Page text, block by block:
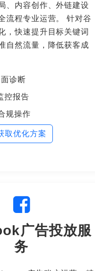
、内容创作、外链建设
流程专业运营。 针对谷
，快速提升目标关键词
自然流量，降低获客成
诊断
控报告
规操作
取优化方案
广告投放服
务